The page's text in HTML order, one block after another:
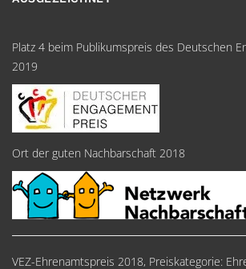
Platz 4 beim Publikumspreis des Deutschen
2019
Ort der guten Nachbarschaft 2018
VEZ-Ehrenamtspreis 2018, Preiskategorie: